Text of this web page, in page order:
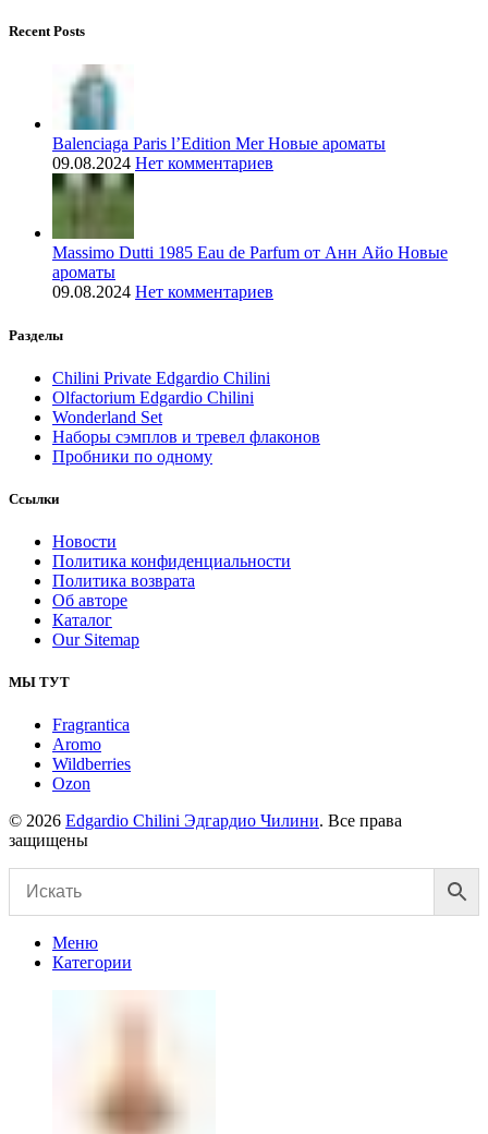
Recent Posts
Balenciaga Paris l’Edition Mer Новые ароматы
09.08.2024 Нет комментариев
Massimo Dutti 1985 Eau de Parfum от Анн Айо Новые
ароматы
09.08.2024 Нет комментариев
Разделы
Chilini Private Edgardio Chilini
Olfactorium Edgardio Chilini
Wonderland Set
Наборы сэмплов и тревел флаконов
Пробники по одному
Ссылки
Новости
Политика конфиденциальности
Политика возврата
Об авторе
Каталог
Our Sitemap
МЫ ТУТ
Fragrantica
Aromo
Wildberries
Ozon
© 2026 Edgardio Chilini Эдгардио Чилини. Все права
защищены
Меню
Категории